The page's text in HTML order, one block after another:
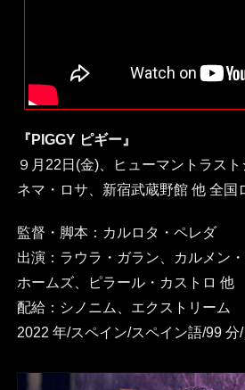
『PIGGY ピギー』
９月22日(金)、ヒューマントラス
ネマ・ロサ、新宿武蔵野館 他 全国
監督・脚本：カルロタ・ペレダ
出演：ラウラ・ガラン、カルメン
ホームズ、ピラール・カストロ 他
配給：シノニム、エクストリーム
2022 年/スペイン/スペイン語/99 分